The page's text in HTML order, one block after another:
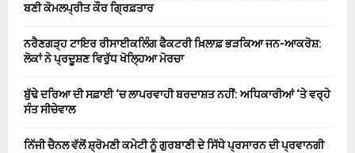
ਬਣੀ ਕੋਮਲਪ੍ਰੀਤ ਕੌਰ ਗ੍ਰਿਫ਼ਤਾਰ
ਨਰੈਣਗੜ੍ਹ ਟਾਇਰ ਰੀਸਾਈਕਲਿੰਗ ਫੈਕਟਰੀ ਖ਼ਿਲਾਫ਼ ਭੜਕਿਆ ਜਨ-ਆਕਰੋਸ਼:
ਲੋਕਾਂ ਨੇ ਪ੍ਰਦੂਸ਼ਣ ਵਿਰੁੱਧ ਖੋਲ੍ਹਿਆ ਮੋਰਚਾ
ਬੁੱਢੇ ਦਰਿਆ ਦੀ ਸਫ਼ਾਈ ‘ਚ ਲਾਪਰਵਾਹੀ ਬਰਦਾਸ਼ਤ ਨਹੀਂ: ਅਧਿਕਾਰੀਆਂ ‘ਤੇ ਵਰ੍ਹੇ
ਸੰਤ ਸੀਚੇਵਾਲ
ਨਿੱਜੀ ਚੈਨਲ ਵੱਲੋਂ ਸ਼੍ਰੋਮਣੀ ਕਮੇਟੀ ਨੂੰ ਗੁਰਬਾਣੀ ਦੇ ਸਿੱਧੇ ਪ੍ਰਸਾਰਨ ਦੀ ਪ੍ਰਵਾਨਗੀ